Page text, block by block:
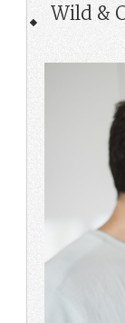
Wild &